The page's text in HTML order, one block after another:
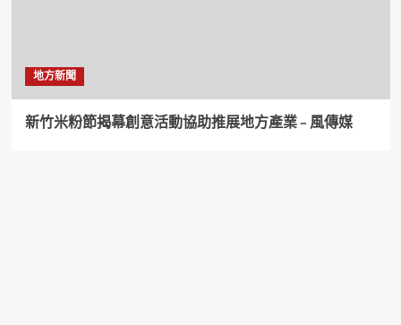
地方新聞
新竹米粉節揭幕創意活動協助推展地方產業 – 風傳媒